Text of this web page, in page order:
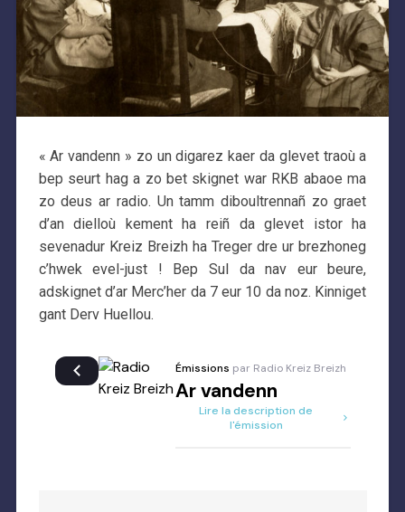
« Ar vandenn » zo un digarez kaer da glevet traoù a
bep seurt hag a zo bet skignet war RKB abaoe ma
zo deus ar radio. Un tamm diboultrennañ zo graet
d’an dielloù kement ha reiñ da glevet istor ha
sevenadur Kreiz Breizh ha Treger dre ur brezhoneg
c’hwek evel-just ! Bep Sul da nav eur beure,
adskignet d’ar Merc’her da 7 eur 10 da noz. Kinniget
gant Derv Huellou.